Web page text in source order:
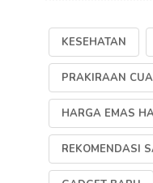
KESEHATAN
PRAKIRAAN
HARGA EMAS
REKOMENDASI